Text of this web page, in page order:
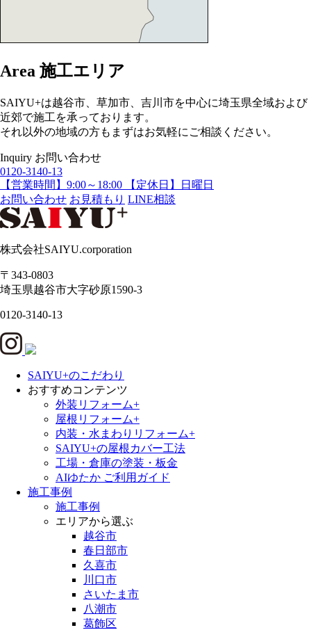
Area 施工エリア
SAIYU+は越谷市、草加市、吉川市を中心に埼玉県全域および
近郊で施工を承っております。
それ以外の地域の方もまずはお気軽にご相談ください。
Inquiry お問い合わせ
0120-3140-13
【営業時間】9:00～18:00 【定休日】日曜日
お問い合わせ お見積もり LINE相談
株式会社SAIYU.corporation
〒343-0803
埼玉県越谷市大字砂原1590-3
0120-3140-13
SAIYU+のこだわり
おすすめコンテンツ
外装リフォーム+
屋根リフォーム+
内装・水まわりリフォーム+
SAIYU+の屋根カバー工法
工場・倉庫の塗装・板金
AIゆたか ご利用ガイド
施工事例
施工事例
エリアから選ぶ
越谷市
春日部市
久喜市
川口市
さいたま市
八潮市
葛飾区